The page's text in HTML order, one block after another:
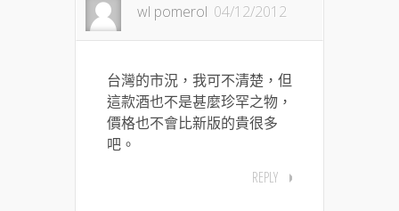
wl pomerol 04/12/2012
台灣的市況，我可不清楚，但
這款酒也不是甚麼珍罕之物，
價格也不會比新版的貴很多
吧。
REPLY